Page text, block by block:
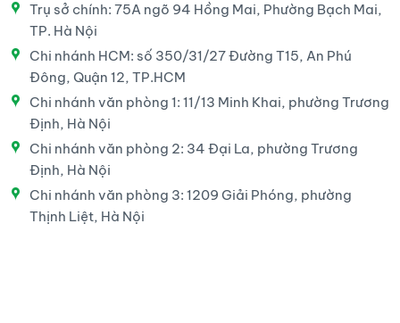
Trụ sở chính: 75A ngõ 94 Hồng Mai, Phường Bạch Mai,
TP. Hà Nội
Chi nhánh HCM: số 350/31/27 Đường T15, An Phú
Đông, Quận 12, TP.HCM
Chi nhánh văn phòng 1: 11/13 Minh Khai, phường Trương
Định, Hà Nội
Chi nhánh văn phòng 2: 34 Đại La, phường Trương
Định, Hà Nội
Chi nhánh văn phòng 3: 1209 Giải Phóng, phường
Thịnh Liệt, Hà Nội